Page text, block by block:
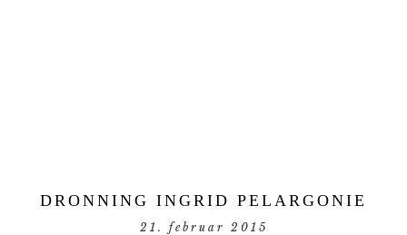
DRONNING INGRID PELARGONIE
21. februar 2015